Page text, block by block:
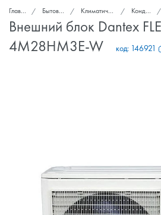
Главная Бытовая техника Климатическая техника Кондиционеры
Внешний блок Dantex
4M28HM3E-W
код: 146921